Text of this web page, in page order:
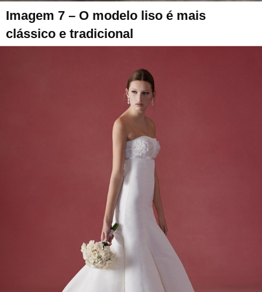
Imagem 7 – O modelo liso é mais
clássico e tradicional